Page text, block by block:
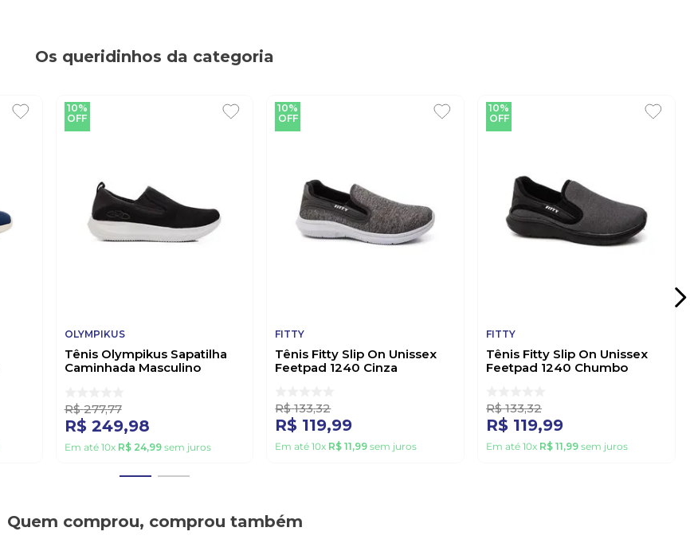
Os queridinhos da categoria
10%
OFF
OLYMPIKUS
Tênis Olympikus Sapatilha
Caminhada Masculino
R$ 277,77
R$ 249,98
Em até 10x R$ 24,99sem juros
10%
OFF
FITTY
Tênis Fitty Slip On Unissex
Feetpad 1240 Cinza
R$ 133,32
R$ 119,99
Em até10x R$ 11,99 sem juros
10%
OFF
FITTY
Tênis Fitty Slip On Unissex
Feetpad 1240 Chumbo
R$ 133,32
R$ 119,99
Em até10x R$ 11,99 sem juros
Quem comprou, comprou também